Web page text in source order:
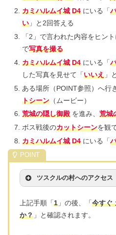
カミハルムイ城 D4にいる「
い」と2回答える
「2」で言われた内容をヒン
で写真を撮る
カミハルムイ城 D4にいる「
した写真を見せて「いいえ」
ある場所（POINT参照）へ行き
トシーン（ムービー）
荒城の隠し御殿を進み、 荒城
ボス戦後のカットシーンを観
カミハルムイ城 D4にいる「
ツスクルの村へのアクセス
上記手順「1 」の後、「今すぐ
か？ 」と確認されます。